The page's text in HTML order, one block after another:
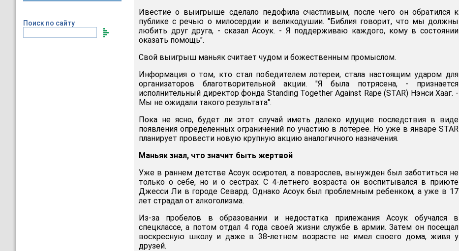
Поиск по сайту
Ивестие о выигрыше сделало педофила счастливым, после чего он обратился к
публике с речью о милосердии и великодушии. "Библия говорит, что мы должны
любить друг друга, - сказал Асоук. - Я поддерживаю каждого, кому в состоянии
оказать помощь".
Свой выигрыш маньяк считает чудом и божественным промыслом.
Информация о том, кто стал победителем лотереи, стала настоящим ударом для
организаторов благотворительной акции. "Я была потрясена, - признается
исполнительный директор фонда Standing Together Against Rape (STAR) Нэнси Хааг. -
Мы не ожидали такого результата".
Пока не ясно, будет ли этот случай иметь далеко идущие последствия в виде
появления определенных ограничений по участию в лотерее. Но уже в январе STAR
планирует провести новую крупную акцию аналогичного назначения.
Маньяк знал, что значит быть жертвой
Уже в раннем детстве Асоук осиротел, а повзрослев, вынужден был заботиться не
только о себе, но и о сестрах. С 4-летнего возраста он воспитывался в приюте
Джесси Ли в городе Севард. Однако Асоук был проблемным ребенком, а уже в 17
лет страдал от алкоголизма.
Из-за пробелов в образовании и недостатка прилежания Асоук обучался в
спецклассе, а потом отдал 4 года своей жизни службе в армии. Затем он посещал
воскресную школу и даже в 38-летнем возрасте не имел своего дома, живя у
друзей.